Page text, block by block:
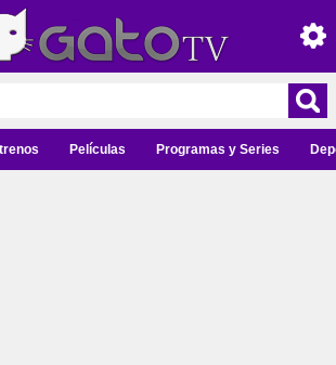
Películas Programas y Series